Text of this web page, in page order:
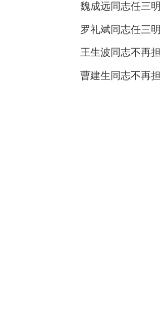
魏成远同志任三
罗礼斌同志任三
王生波同志不再
曹建生同志不再